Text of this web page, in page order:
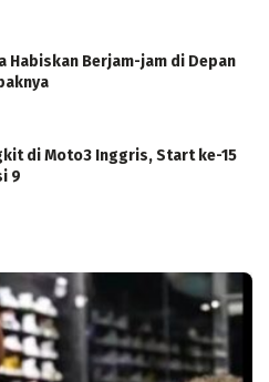
Habiskan Berjam-jam di Depan
di Moto3 Inggris, Start ke-15
9